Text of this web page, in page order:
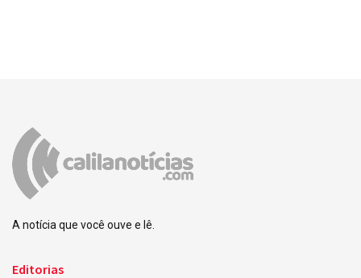
A notícia que você ouve e lê.
Editorias